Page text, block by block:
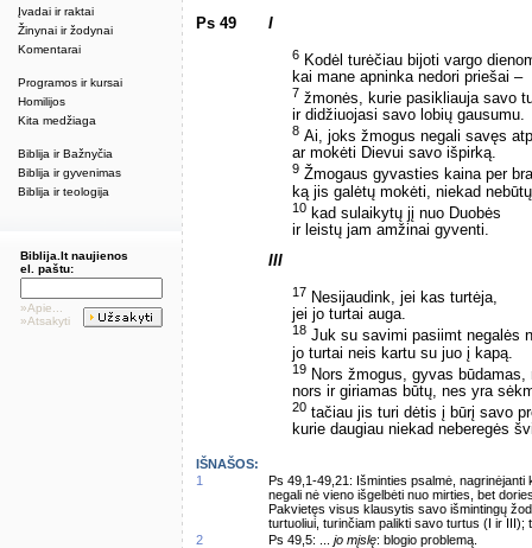
Įvadai ir raktai
Žinynai ir žodynai
Komentarai
Programos ir kursai
Homilijos
Kita medžiaga
Biblija ir Bažnyčia
Biblija ir gyvenimas
Biblija ir teologija
Biblija.lt naujienos
el. paštu:
»Apie...
»Atsakyti
Ps 49 I
6 Kodėl turėčiau bijoti vargo
kai mane apninka nedori priešai –
7 žmonės, kurie pasikliauja savo
ir didžiuojasi savo lobių gausumu.
8 Ai, joks žmogus negali savęs
ar mokėti Dievui savo išpirką.
9 Žmogaus gyvasties kaina per
ką jis galėtų mokėti, niekad
10 kad sulaikytų jį nuo Duobės
ir leistų jam amžinai gyventi.
III
17 Nesijaudink, jei kas turtėja,
jei jo turtai auga.
18 Juk su savimi pasiimt negalės
jo turtai neis kartu su juo į kapą.
19 Nors žmogus, gyvas
nors ir giriamas būtų, nes yra
20 tačiau jis turi dėtis į būrį savo
kurie daugiau niekad neberegės
IŠNAŠOS:
1
Ps 49,1-49,21: Išminties psalmė,
negali nė vieno išgelbėti nuo mirties, bet
Pakvietęs visus klausytis savo išmintingų
turtuoliui, turinčiam palikti savo turtus (I ir
2
Ps 49,5: ... jo mįslę: blogio problemą.